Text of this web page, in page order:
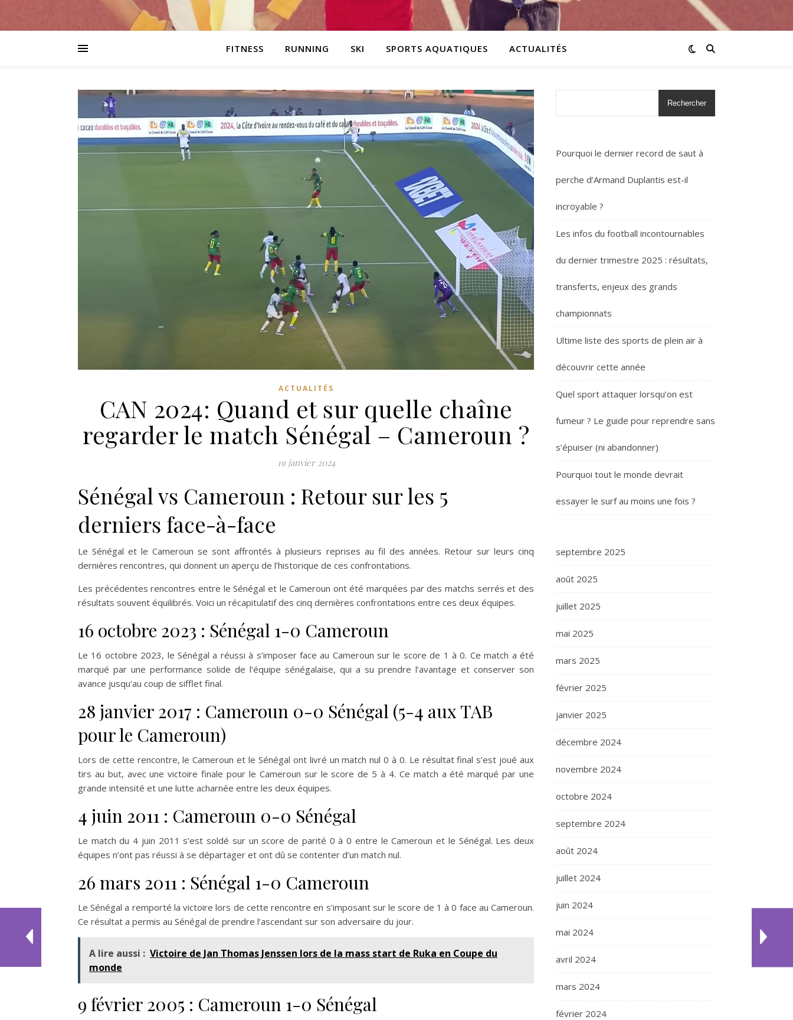
FITNESS RUNNING SKI SPORTS AQUATIQUES ACTUALITÉS
ACTUALITÉS
CAN 2024: Quand et sur quelle chaîne
regarder le match Sénégal – Cameroun ?
19 janvier 2024
Sénégal vs Cameroun : Retour sur les 5
derniers face-à-face
Le Sénégal et le Cameroun se sont affrontés à plusieurs reprises au fil des années. Retour sur leurs cinq
dernières rencontres, qui donnent un aperçu de l’historique de ces confrontations.
Les précédentes rencontres entre le Sénégal et le Cameroun ont été marquées par des matchs serrés et des
résultats souvent équilibrés. Voici un récapitulatif des cinq dernières confrontations entre ces deux équipes.
16 octobre 2023 : Sénégal 1-0 Cameroun
Le 16 octobre 2023, le Sénégal a réussi à s’imposer face au Cameroun sur le score de 1 à 0. Ce match a été
marqué par une performance solide de l’équipe sénégalaise, qui a su prendre l’avantage et conserver son
avance jusqu’au coup de sifflet final.
28 janvier 2017 : Cameroun 0-0 Sénégal (5-4 aux TAB
pour le Cameroun)
Lors de cette rencontre, le Cameroun et le Sénégal ont livré un match nul 0 à 0. Le résultat final s’est joué aux
tirs au but, avec une victoire finale pour le Cameroun sur le score de 5 à 4. Ce match a été marqué par une
grande intensité et une lutte acharnée entre les deux équipes.
4 juin 2011 : Cameroun 0-0 Sénégal
Le match du 4 juin 2011 s’est soldé sur un score de parité 0 à 0 entre le Cameroun et le Sénégal. Les deux
équipes n’ont pas réussi à se départager et ont dû se contenter d’un match nul.
26 mars 2011 : Sénégal 1-0 Cameroun
Le Sénégal a remporté la victoire lors de cette rencontre en s’imposant sur le score de 1 à 0 face au Cameroun.
Ce résultat a permis au Sénégal de prendre l’ascendant sur son adversaire du jour.
A lire aussi : Victoire de Jan Thomas Jenssen lors de la mass start de Ruka en Coupe du
monde
9 février 2005 : Cameroun 1-0 Sénégal
Rechercher
Pourquoi le dernier record de saut à
perche d’Armand Duplantis est-il
incroyable ?
Les infos du football incontournables
du dernier trimestre 2025 : résultats,
transferts, enjeux des grands
championnats
Ultime liste des sports de plein air à
découvrir cette année
Quel sport attaquer lorsqu’on est
fumeur ? Le guide pour reprendre sans
s’épuiser (ni abandonner)
Pourquoi tout le monde devrait
essayer le surf au moins une fois ?
septembre 2025
août 2025
juillet 2025
mai 2025
mars 2025
février 2025
janvier 2025
décembre 2024
novembre 2024
octobre 2024
septembre 2024
août 2024
juillet 2024
juin 2024
mai 2024
avril 2024
mars 2024
février 2024